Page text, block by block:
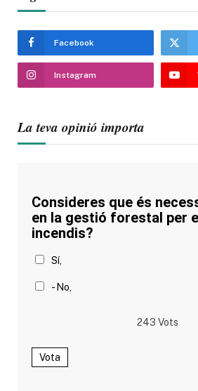
Facebook
Instagram
La teva opinió importa
Consideres que és
en la gestió forestal per
incendis?
Sí,
- No,
243 Vots
Vota